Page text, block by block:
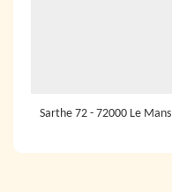
Sarthe 72 - 72000 Le Mans